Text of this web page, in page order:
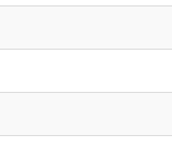
2025-08-27
2025-07-15